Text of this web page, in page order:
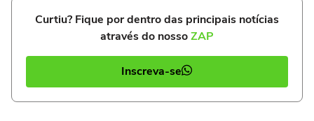
Curtiu? Fique por dentro das principais notícias
através do nossoZAP
Inscreva-se